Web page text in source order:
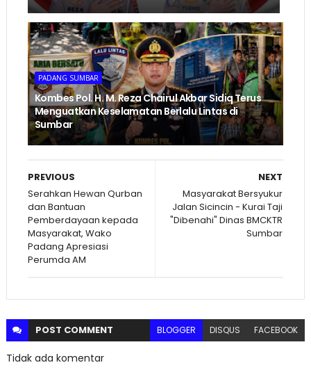
PADANG SUMBAR
Kombes Pol. H. M. Reza Chairul Akbar Sidiq Terus
Menguatkan Keselamatan Berlalu Lintas di
Sumbar
NEXT
Masyarakat Bersyukur
Jalan Sicincin - Kurai Taji
"Dibenahi" Dinas BMCKTR
Sumbar
PREVIOUS
Serahkan Hewan Qurban
dan Bantuan
Pemberdayaan kepada
Masyarakat, Wako
Padang Apresiasi
Perumda AM
POST COMMENT BLOGGER DISQUS FACEBOOK
Tidak ada komentar